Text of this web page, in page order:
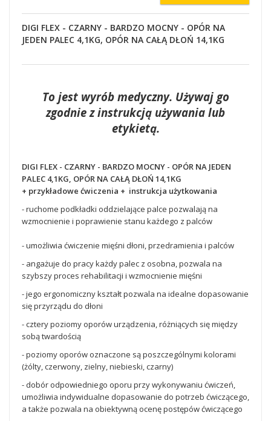
DIGI FLEX - CZARNY - BARDZO MOCNY - OPÓR NA
JEDEN PALEC 4,1KG, OPÓR NA CAŁĄ DŁOŃ 14,1KG
To jest wyrób medyczny. Używaj go
zgodnie z instrukcją używania lub
etykietą.
DIGI FLEX - CZARNY - BARDZO MOCNY - OPÓR NA JEDEN
PALEC 4,1KG, OPÓR NA CAŁĄ DŁOŃ 14,1KG
+ przykładowe ćwiczenia + instrukcja użytkowania
- ruchome podkładki oddzielające palce pozwalają na
wzmocnienie i poprawienie stanu każdego z palców
- umożliwia ćwiczenie mięśni dłoni, przedramienia i palców
- angażuje do pracy każdy palec z osobna, pozwala na
szybszy proces rehabilitacji i wzmocnienie mięśni
- jego ergonomiczny kształt pozwala na idealne dopasowanie
się przyrządu do dłoni
- cztery poziomy oporów urządzenia, różniących się między
sobą twardością
- poziomy oporów oznaczone są poszczególnymi kolorami
(żólty, czerwony, zielny, niebieski, czarny)
- dobór odpowiedniego oporu przy wykonywaniu ćwiczeń,
umożliwia indywidualne dopasowanie do potrzeb ćwiczącego,
a także pozwala na obiektywną ocenę postępów ćwiczącego